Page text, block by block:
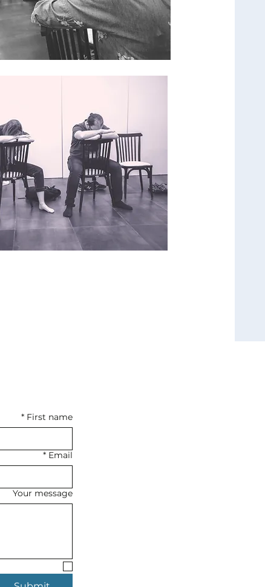
First name
*
Email
*
Your message